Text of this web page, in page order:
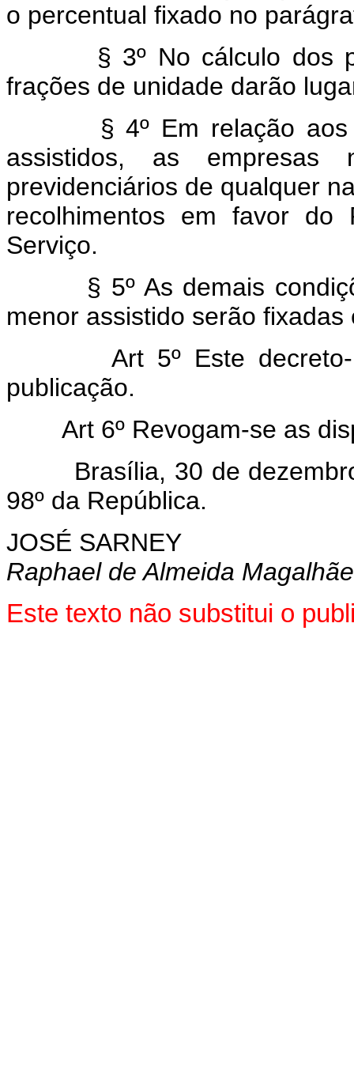
o percentual fixado no
§ 3º No cálculo dos
frações de unidade darão
§ 4º Em relação aos
assistidos, as
previdenciários de qualquer
recolhimentos em favor
Serviço.
§ 5º As demais
menor assistido serão
Art 5º Este decreto-lei
publicação.
Art 6º Revogam-se as
Brasília, 30 de dezembro
98º da República.
JOSÉ SARNEY
Raphael de Almeida
Este texto não substitui o